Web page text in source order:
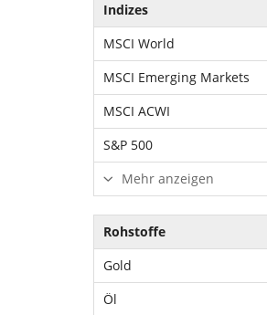
Indizes
MSCI World
MSCI Emerging Markets
MSCI ACWI
S&P 500
Mehr anzeigen
Rohstoffe
Gold
Öl